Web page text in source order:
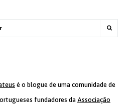
é o blogue de uma comunidade de
fundadores da Associação